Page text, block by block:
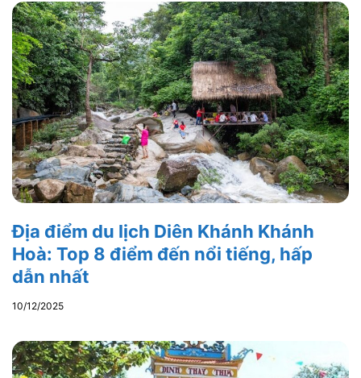
Địa điểm du lịch Diên Khánh Khánh
Hoà: Top 8 điểm đến nổi tiếng, hấp
dẫn nhất
10/12/2025